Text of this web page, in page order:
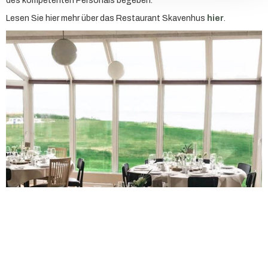
Lesen Sie hier mehr über das Restaurant Skavenhus hier